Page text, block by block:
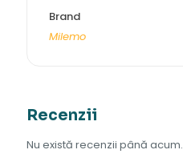
Brand
Milemo
Recenzii
Nu există recenzii până acum.